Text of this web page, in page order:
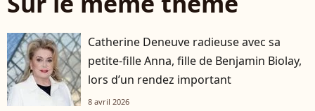
Catherine Deneuve radieuse avec sa
petite-fille Anna, fille de Benjamin Biolay,
lors d’un rendez important
8 avril 2026